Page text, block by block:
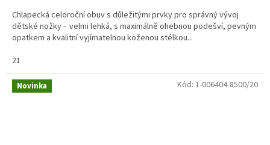
Chlapecká celoroční obuv s důležitými prvky pro správný vývoj
dětské nožky - velmi lehká, s maximálně ohebnou podešví, pevným
opatkem a kvalitní vyjímatelnou koženou stélkou...
21
Novinka Kód: 1-006404-8500/20